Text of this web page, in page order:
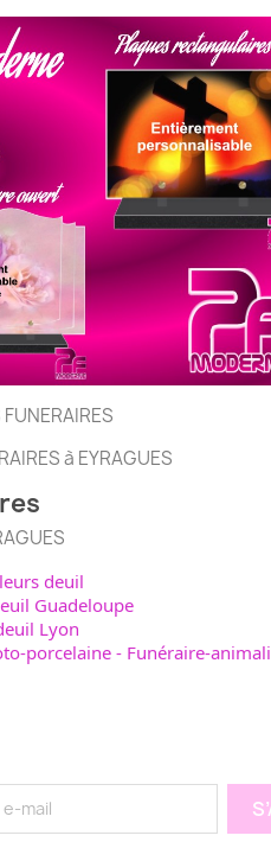
à EYRAGUES
deuil
Guadeloupe
Lyon
porcelaine- Funéraire-